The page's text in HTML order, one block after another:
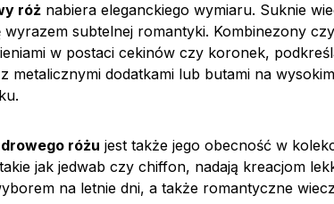
róż nabiera eleganckiego wymiaru. Suknie
subtelnej romantyki. Kombinezony
w postaci cekinów czy koronek,
metalicznymi dodatkami lub butami na
różu jest także jego obecność w
jak jedwab czy chiffon, nadają kreacjom
na letnie dni, a także romantyczne